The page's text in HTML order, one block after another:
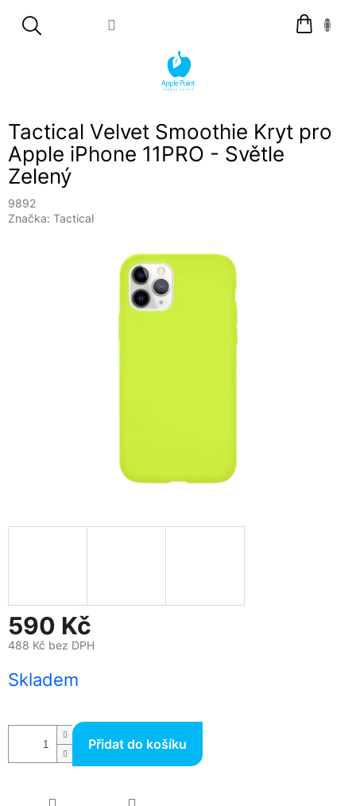
Nákupní
košík
Tactical Velvet Smoothie Kryt pro
Apple iPhone 11PRO - Světle
Zelený
9892
Značka: Tactical
590 Kč
488 Kč bez DPH
cena:
Skladem
Přidat do košíku